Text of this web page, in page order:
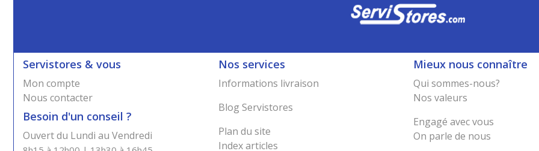
Servistores & vous
Mon compte
Nous contacter
Besoin d'un conseil ?
Ouvert du Lundi au Vendredi
Nos services
Informations livraison
Blog Servistores
Plan du site
Index articles
Mieux nous connaître
Qui sommes-nous?
Nos valeurs
Engagé avec vous
On parle de nous